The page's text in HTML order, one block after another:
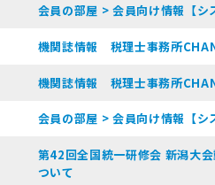
会員の部屋 > 会員向け情報【シ
機関誌情報 税理士事務所
機関誌情報 税理士事務所
会員の部屋 > 会員向け情報【シ
第42回全国統一研修会 新潟大
ついて